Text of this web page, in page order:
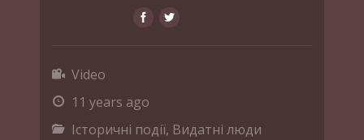
Video
11 years ago
Історичні події, Видатні люди